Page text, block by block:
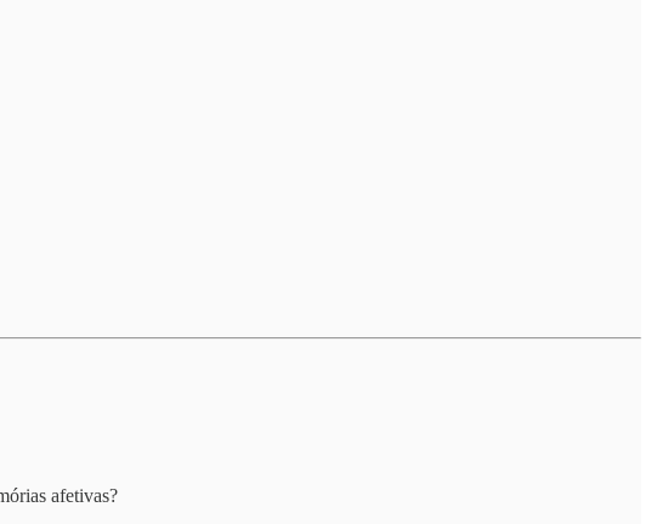
afetivas?